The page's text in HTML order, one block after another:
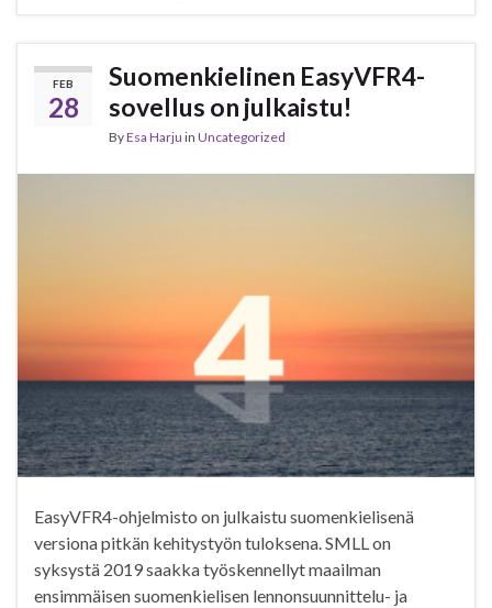
FEB
28
Suomenkielinen EasyVFR4-
sovellus on julkaistu!
ByEsa Harju in Uncategorized
EasyVFR4-ohjelmisto on julkaistu suomenkielisenä
versiona pitkän kehitystyön tuloksena. SMLL on
syksystä 2019 saakka työskennellyt maailman
ensimmäisen suomenkielisen lennonsuunnittelu- ja